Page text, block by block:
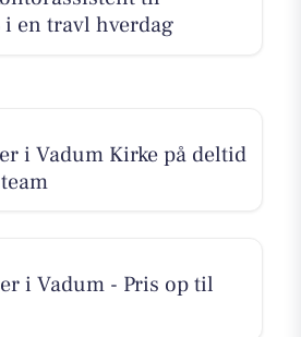
i en travl hverdag
i Vadum Kirke på deltid
i Vadum - Pris op til